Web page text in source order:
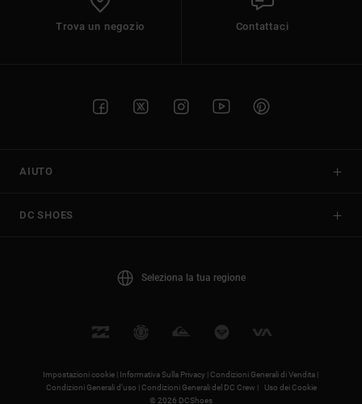
Trova un negozio Contattaci
AIUTO
DC SHOES
Seleziona la tua regione
Impostazioni cookie | Informativa Sulla Privacy |Condizioni Generali di Vendita |
Condizioni Generali d’uso |Condizioni Generali del DC Crew |
Uso dei Cookie
© 2026 DCShoes